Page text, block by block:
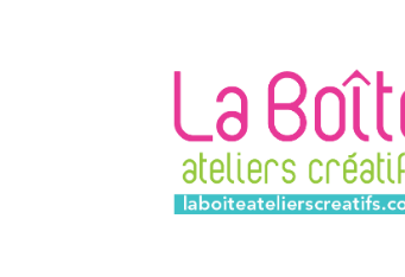
la
navigation
contenu